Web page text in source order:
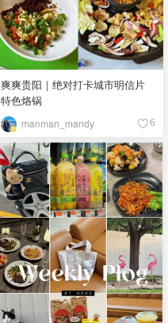
爽爽贵阳｜绝对打卡城市明信片
特色烙锅
manman_mandy 6